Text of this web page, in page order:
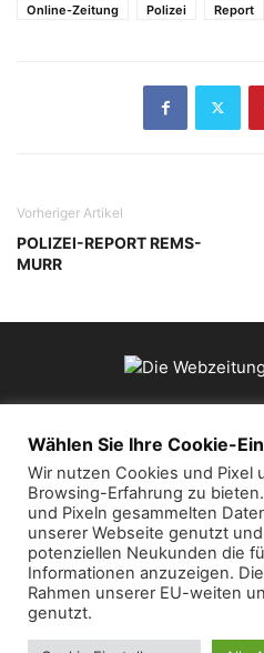
Online-Zeitung
Polizei Report
Vorheriger Artikel
POLIZEI-REPORT REMS-
MURR
ÜBER
Kontaktieren Sie uns:
FOLGEN
Wählen Sie Ihre Cookie-
Wir nutzen Cookies und Pixel
Browsing-Erfahrung zu
und Pixeln gesammelten
unserer Webseite genutzt
potenziellen Neukunden die
Informationen anzuzeigen.
Rahmen unserer EU-weiten
genutzt.